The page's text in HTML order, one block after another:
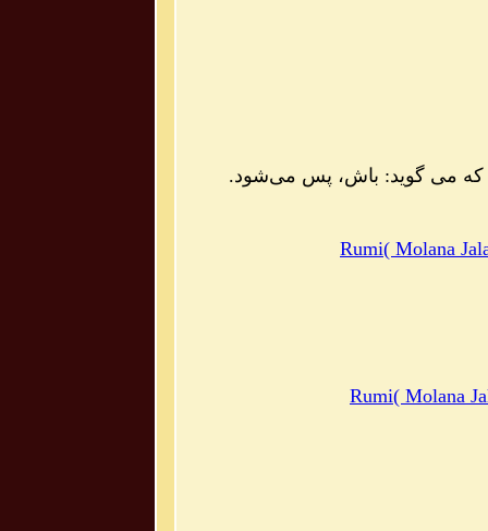
که می گوید: باش، پس مى‌شود.
Rumi( Molana
Rumi( Molana